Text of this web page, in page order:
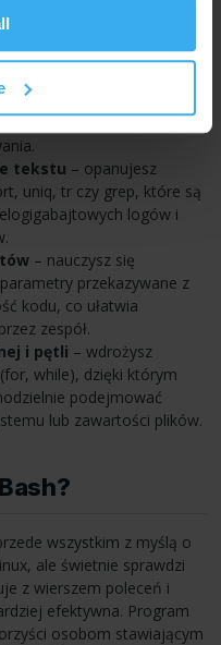
skryptów odpornych na
arytmetycznych
matematyczne
konieczności sięgania
tekstu – opanujesz
uniq, tr czy grep, które są
logów i
– nauczysz się
przekazywane z
kodu, co ułatwia
zespół.
i pętli – wdrożysz
while), dzięki którym
podejmować
lub zawartości plików.
wszystkim z myślą o
ale świetnie sprawdzi
z wierszem poleceń i
efektywna. Program
osobom stawiającym